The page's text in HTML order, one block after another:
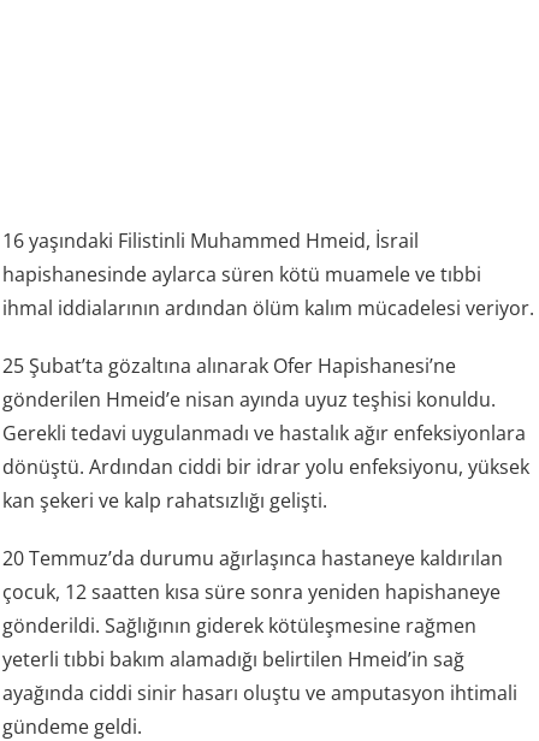
16 yaşındaki Filistinli Muhammed Hmeid, İsrail
hapishanesinde aylarca süren kötü muamele ve tıbbi
ihmal iddialarının ardından ölüm kalım mücadelesi veriyor.
25 Şubat’ta gözaltına alınarak Ofer Hapishanesi’ne
gönderilen Hmeid’e nisan ayında uyuz teşhisi konuldu.
Gerekli tedavi uygulanmadı ve hastalık ağır enfeksiyonlara
dönüştü. Ardından ciddi bir idrar yolu enfeksiyonu, yüksek
kan şekeri ve kalp rahatsızlığı gelişti.
20 Temmuz’da durumu ağırlaşınca hastaneye kaldırılan
çocuk, 12 saatten kısa süre sonra yeniden hapishaneye
gönderildi. Sağlığının giderek kötüleşmesine rağmen
yeterli tıbbi bakım alamadığı belirtilen Hmeid’in sağ
ayağında ciddi sinir hasarı oluştu ve amputasyon ihtimali
gündeme geldi.